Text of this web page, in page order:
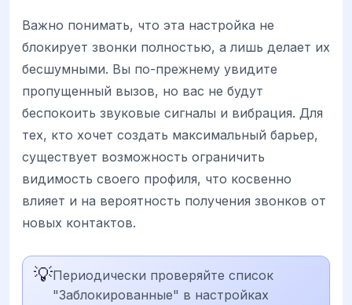
Важно понимать, что эта настройка не
блокирует звонки полностью, а лишь делает их
бесшумными. Вы по-прежнему увидите
пропущенный вызов, но вас не будут
беспокоить звуковые сигналы и вибрация. Для
тех, кто хочет создать максимальный барьер,
существует возможность ограничить
видимость своего профиля, что косвенно
влияет и на вероятность получения звонков от
новых контактов.
💡Периодически проверяйте список
"Заблокированные" в настройках